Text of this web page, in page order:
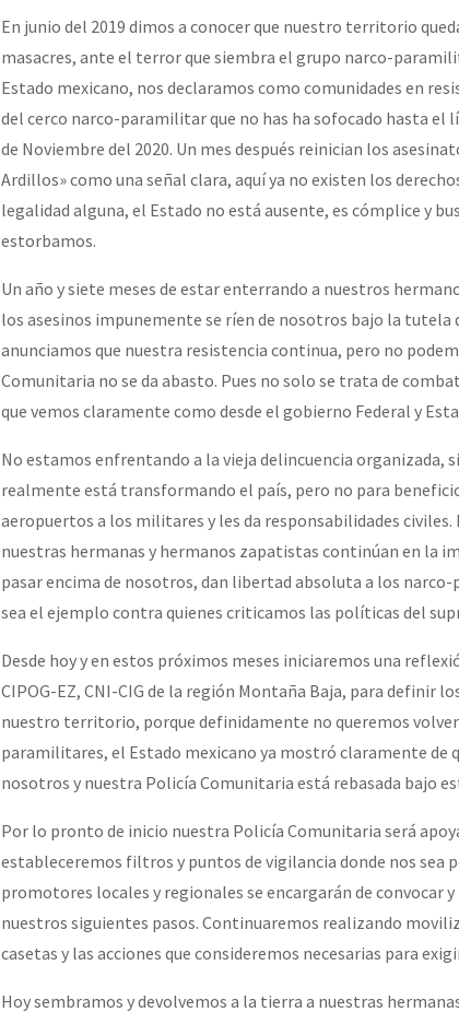
[25 abr – CDMX] Tokín por el CNI: 30 años de Resistencia y
En junio del 2019 dimos a conocer que nuestro territorio
masacres, ante el terror que siembra el grupo narco-
Estado mexicano, nos declaramos como comunidades en
del cerco narco-paramilitar que no has ha sofocado hasta el
de Noviembre del 2020. Un mes después reinician los
Ardillos» como una señal clara, aquí ya no existen los
legalidad alguna, el Estado no está ausente, es cómplice y
estorbamos.
Un año y siete meses de estar enterrando a nuestros
los asesinos impunemente se ríen de nosotros bajo la tutela
anunciamos que nuestra resistencia continua, pero no
Comunitaria no se da abasto. Pues no solo se trata de
que vemos claramente como desde el gobierno Federal y
No estamos enfrentando a la vieja delincuencia organizada,
realmente está transformando el país, pero no para
aeropuertos a los militares y les da responsabilidades
nuestras hermanas y hermanos zapatistas continúan en la
pasar encima de nosotros, dan libertad absoluta a los
sea el ejemplo contra quienes criticamos las políticas del
Desde hoy y en estos próximos meses iniciaremos una
CIPOG-EZ, CNI-CIG de la región Montaña Baja, para definir
nuestro territorio, porque definidamente no queremos
paramilitares, el Estado mexicano ya mostró claramente de
nosotros y nuestra Policía Comunitaria está rebasada bajo
Por lo pronto de inicio nuestra Policía Comunitaria será
estableceremos filtros y puntos de vigilancia donde nos sea
promotores locales y regionales se encargarán de convocar
nuestros siguientes pasos. Continuaremos realizando
casetas y las acciones que consideremos necesarias para
Hoy sembramos y devolvemos a la tierra a nuestras